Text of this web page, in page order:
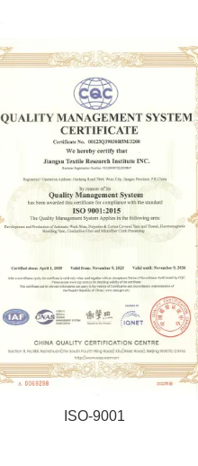
ISO-9001